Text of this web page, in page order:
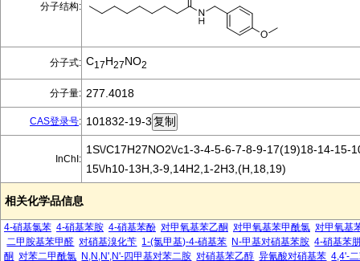
分子结构:
分子式: C17H27NO2
分子量: 277.4018
CAS登录号: 101832-19-3
InChI:
1S\/C17H27NO2\/c1-3-4-5-6-7-8-9-17(19)18-14-15-
15\/h10-13H,3-9,14H2,1-2H3,(H,18,19)
相关化学品信息
4-硝基氯苯 4-硝基苯胺 4-硝基苯酚 对甲氧基苯乙酮 对甲氧基苯甲酰氯 对甲氧基
二甲胺基苯甲醛 对硝基溴化苄 1-(氯甲基)-4-硝基苯 N-甲基对硝基苯胺 4-硝基苯
酮 对苯二甲酰氯 N,N,N',N'-四甲基对苯二胺 对硝基苯乙醇 异氰酸对硝基苯 4,4'-